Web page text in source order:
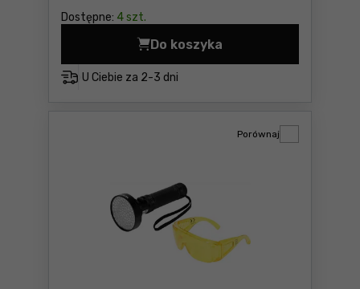
Dostępne: 4 szt.
U Ciebie za 2-3 dni
Do koszyka
Lampa warsztatowa 60+1
Porównaj